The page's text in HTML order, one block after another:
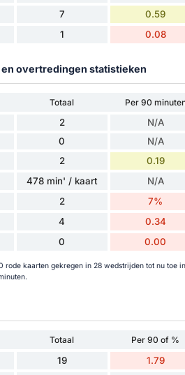
7 0.59
1 0.08
overtredingen statistieken
Totaal Per 90
2 N/A
0 N/A
2 0.19
478 min' / kaart N/A
2 7%
4 0.34
0 0.00
rode kaarten gekregen in 28 wedstrijden tot nu toe
Totaal Per 90 of %
19 1.79